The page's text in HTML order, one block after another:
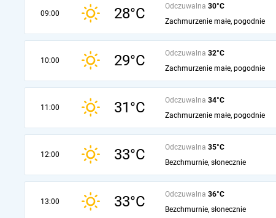
09:00 28°C Odczuwalna 30°C
Zachmurzenie małe, pogodnie
10:00 29°C Odczuwalna 32°C
Zachmurzenie małe, pogodnie
11:00 31°C Odczuwalna 34°C
Zachmurzenie małe, pogodnie
12:00 33°C Odczuwalna 35°C
Bezchmurnie, słonecznie
13:00 33°C Odczuwalna 36°C
Bezchmurnie, słonecznie